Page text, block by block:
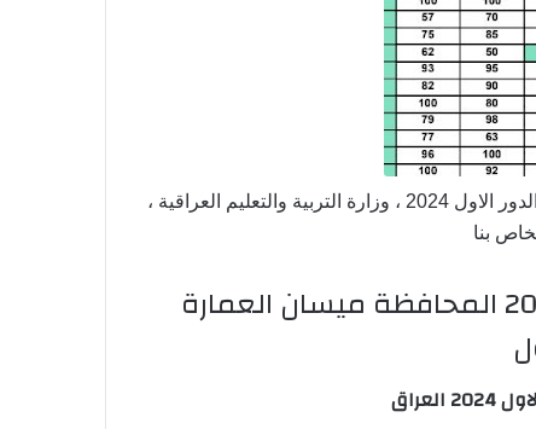
أعلنت نتائج الامتحانات الصباحي والخارجية الثالث المتوسطة الدور الاول 2024 ، وزارة التربية والتعليم العراقية ،
بنا
رابط نتائج ثالث متوسط امتحانات 2024 المحافظة ميسان العمارة